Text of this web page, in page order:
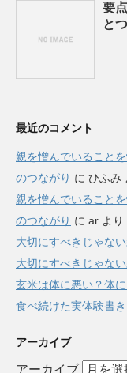
要
と
最近のコメント
親を憎んでいること
のつながり に ひふみ
親を憎んでいること
のつながり に ar より
大切にすべきじゃな
大切にすべきじゃな
玄米は体に悪い？体
食べ続けた実体験書き
アーカイブ
アーカイブ